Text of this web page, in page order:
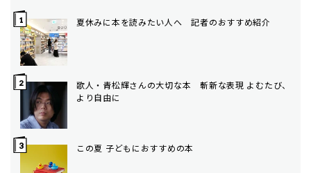
夏休みに本を読みたい人へ 記者のおすすめ紹介
歌人・青松輝さんの大切な本 斬新な表現 よむたび、
より自由に
この夏 子どもにおすすめの本